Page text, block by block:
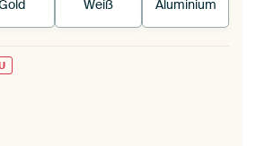
Weiß Aluminium